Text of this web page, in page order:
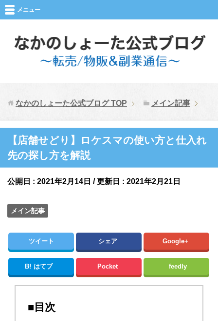
メニュー
なかのしょーた公式ブログTOP メイン記事
【店舗せどり】ロケスマの使い方と仕入れ
先の探し方を解説
公開日 : 2021年2月14日 / 更新日 : 2021年2月21日
メイン記事
ツイート シェア Google+
B! はてブ Pocket feedly
■目次